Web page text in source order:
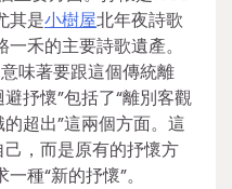
其是小樹屋北年夜詩歌
禾的主要詩歌遺產。
味著要跟這個傳統離
抒懷”包括了“離別客觀
超出”這兩個方面。這
，而是原有的抒懷方
種“新的抒懷”。